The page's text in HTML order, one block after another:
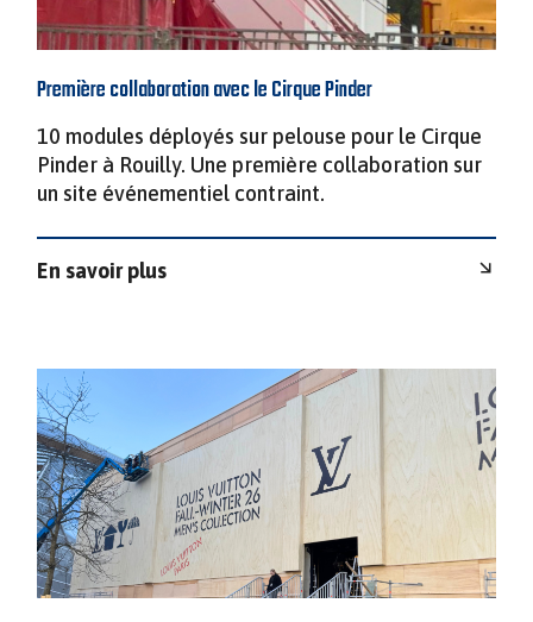
Première collaboration avec le Cirque Pinder
10 modules déployés sur pelouse pour le Cirque
Pinder à Rouilly. Une première collaboration sur
un site événementiel contraint.
En savoir plus